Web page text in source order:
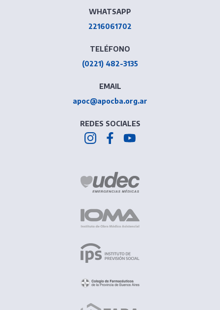
WHATSAPP
2216061702
TELÉFONO
(0221) 482-3135
EMAIL
apoc@apocba.org.ar
REDES SOCIALES